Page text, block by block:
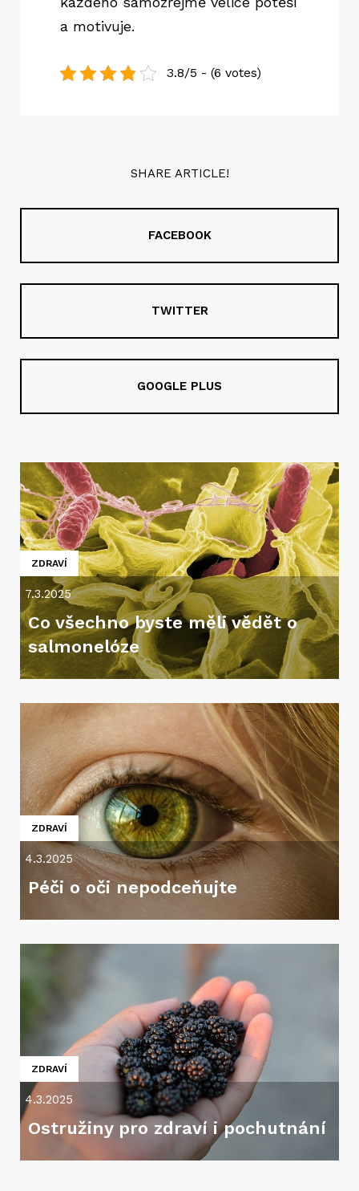
a motivuje.
3.8/5 - (6 votes)
SHARE ARTICLE!
FACEBOOK
TWITTER
GOOGLE PLUS
ZDRAVÍ
7.3.2025
Co všechno byste měli vědět o
salmonelóze
ZDRAVÍ
4.3.2025
Péči o oči nepodceňujte
ZDRAVÍ
4.3.2025
Ostružiny pro zdraví i pochutnání